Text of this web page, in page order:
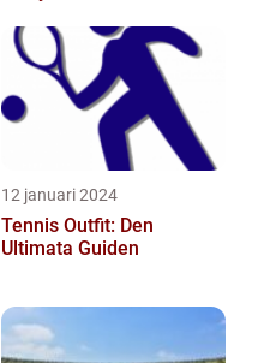
12 januari 2024
Tennis Outfit: Den
Ultimata Guiden